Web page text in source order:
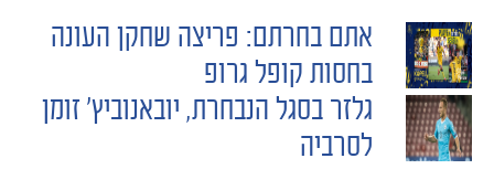
POST
NAVIGATION
אתם בחרתם: פריצה שחקן העונה
בחסות קופל גרופ
גלזר בסגל הנבחרת, יובאנוביץ' זומן
לסרביה